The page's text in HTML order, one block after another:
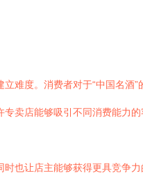
难度。消费者对于“中国名酒”
卖店能够吸引不同消费能力
也让店主能够获得更具竞争力